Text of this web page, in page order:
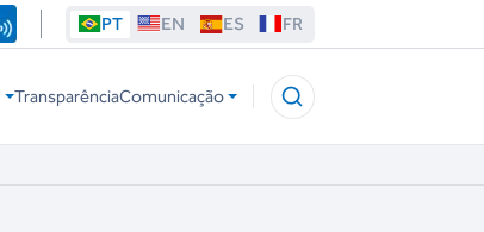
PT EN ES FR
TransparênciaComunicação